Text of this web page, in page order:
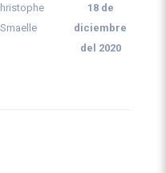
Smaelle
18 de
diciembre
del 2020